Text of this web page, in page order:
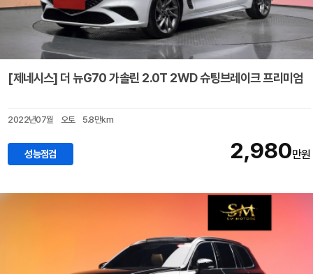
[제네시스] 더 뉴G70 가솔린 2.0T 2WD 슈팅브레이크 프리미엄
2022년07월 오토 5.8만km
성능점검 2,980만원